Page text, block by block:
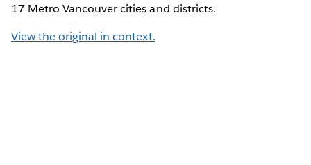
17 Metro Vancouver cities and districts.
View the original in context.